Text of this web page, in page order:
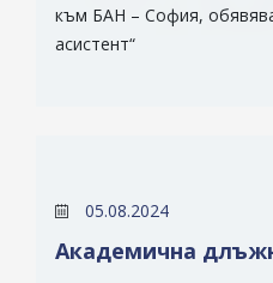
към БАН – София,
асистент“
05.08.2024
Академична